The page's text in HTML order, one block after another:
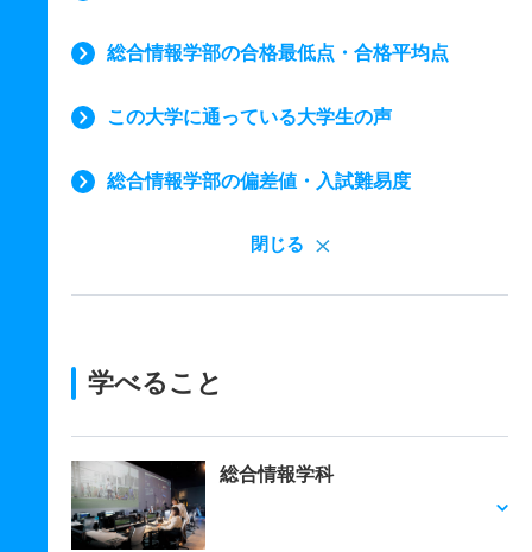
総合情報学部の合格最低点・合格平均点
この大学に通っている大学生の声
総合情報学部の偏差値・入試難易度
閉じる
学べること
総合情報学科